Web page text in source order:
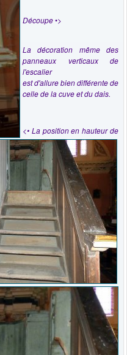
Découpe•>
La décoration même des
panneaux verticaux de
l'escalier
est d'allure bien différente de
celle de la cuve et du dais.
<• La position en hauteur de